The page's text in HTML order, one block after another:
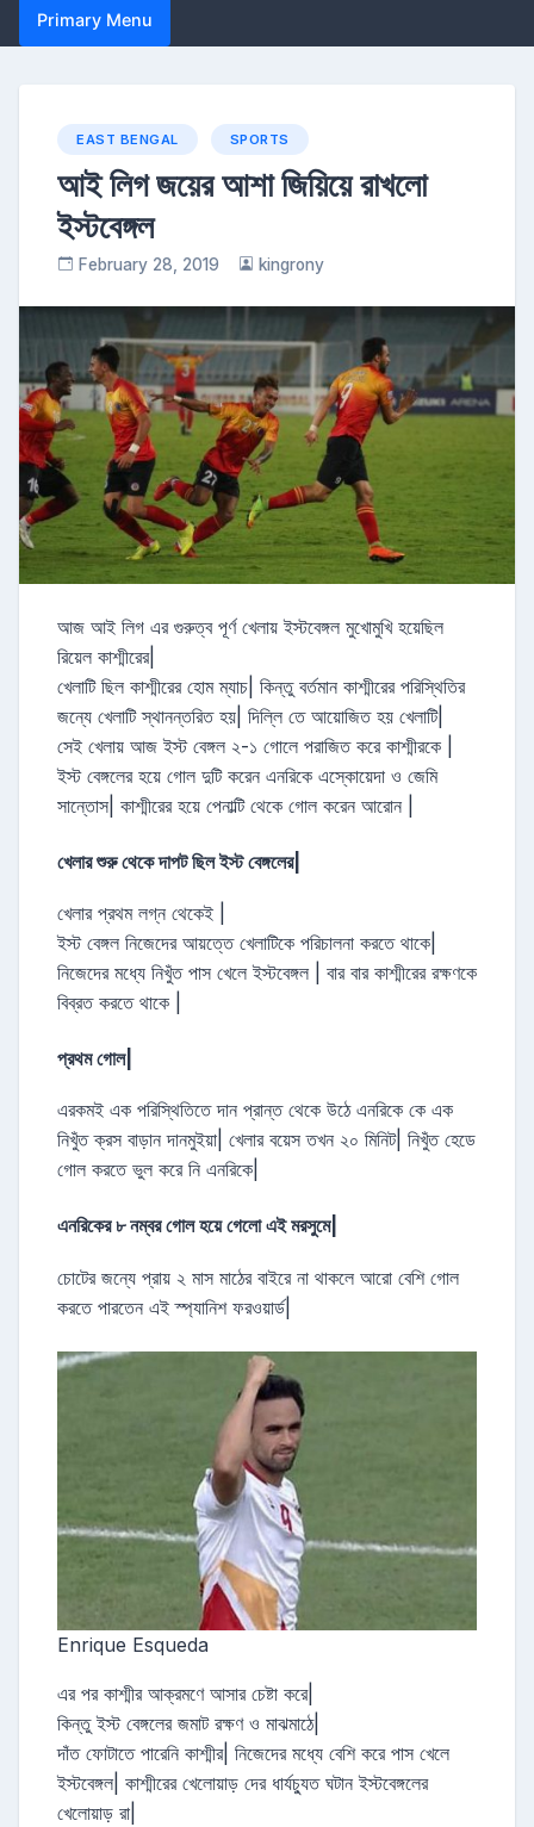
Primary Menu
EAST BENGAL SPORTS
আই লিগ জয়ের আশা জিয়িয়ে রাখলো
ইস্টবেঙ্গল
February 28, 2019 kingrony
আজ আই লিগ এর গুরুত্ব পূর্ণ খেলায় ইস্টবেঙ্গল মুখোমুখি হয়েছিল
রিয়েল কাশ্মীরের|
খেলাটি ছিল কাশ্মীরের হোম ম্যাচ| কিন্তু বর্তমান কাশ্মীরের পরিস্থিতির
জন্যে খেলাটি স্থানন্তরিত হয়| দিল্লি তে আয়োজিত হয় খেলাটি|
সেই খেলায় আজ ইস্ট বেঙ্গল ২-১ গোলে পরাজিত করে কাশ্মীরকে |
ইস্ট বেঙ্গলের হয়ে গোল দুটি করেন এনরিকে এস্কোয়েদা ও জেমি
সান্তোস| কাশ্মীরের হয়ে পেনাল্টি থেকে গোল করেন আরোন |
খেলার শুরু থেকে দাপট ছিল ইস্ট বেঙ্গলের|
খেলার প্রথম লগ্ন থেকেই |
ইস্ট বেঙ্গল নিজেদের আয়ত্তে খেলাটিকে পরিচালনা করতে থাকে|
নিজেদের মধ্যে নিখুঁত পাস খেলে ইস্টবেঙ্গল | বার বার কাশ্মীরের রক্ষণকে
বিব্রত করতে থাকে |
প্রথম গোল|
এরকমই এক পরিস্থিতিতে দান প্রান্ত থেকে উঠে এনরিকে কে এক
নিখুঁত ক্রস বাড়ান দানমুইয়া| খেলার বয়েস তখন ২০ মিনিট| নিখুঁত হেডে
গোল করতে ভুল করে নি এনরিকে|
এনরিকের ৮ নম্বর গোল হয়ে গেলো এই মরসুমে|
চোটের জন্যে প্রায় ২ মাস মাঠের বাইরে না থাকলে আরো বেশি গোল
করতে পারতেন এই স্প্যানিশ ফরওয়ার্ড|
Enrique Esqueda
এর পর কাশ্মীর আক্রমণে আসার চেষ্টা করে|
কিন্তু ইস্ট বেঙ্গলের জমাট রক্ষণ ও মাঝমাঠে|
দাঁত ফোটাতে পারেনি কাশ্মীর| নিজেদের মধ্যে বেশি করে পাস খেলে
ইস্টবেঙ্গল| কাশ্মীরের খেলোয়াড় দের ধার্যচ্যুত ঘটান ইস্টবেঙ্গলের
খেলোয়াড় রা|